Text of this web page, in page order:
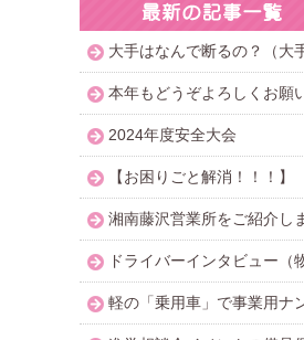
大手はなんで断るの？（大
本年もどうぞよろしくお願
2024年度安全大会
【お困りごと解消！！！
湘南藤沢営業所をご紹介し
ドライバーインタビュー（
軽の「乗用車」で事業用ナ